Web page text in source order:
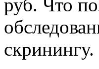
руб. Что
скринингу.